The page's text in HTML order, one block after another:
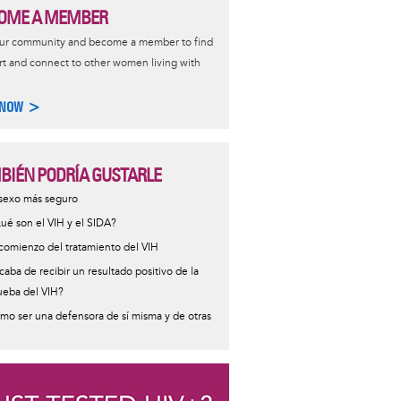
A MEMBER
community and become a member to find
and connect to other women living with
>
PODRÍA GUSTARLE
más seguro
son el VIH y el SIDA?
del tratamiento del VIH
de recibir un resultado positivo de la
del VIH?
ser una defensora de sí misma y de otras